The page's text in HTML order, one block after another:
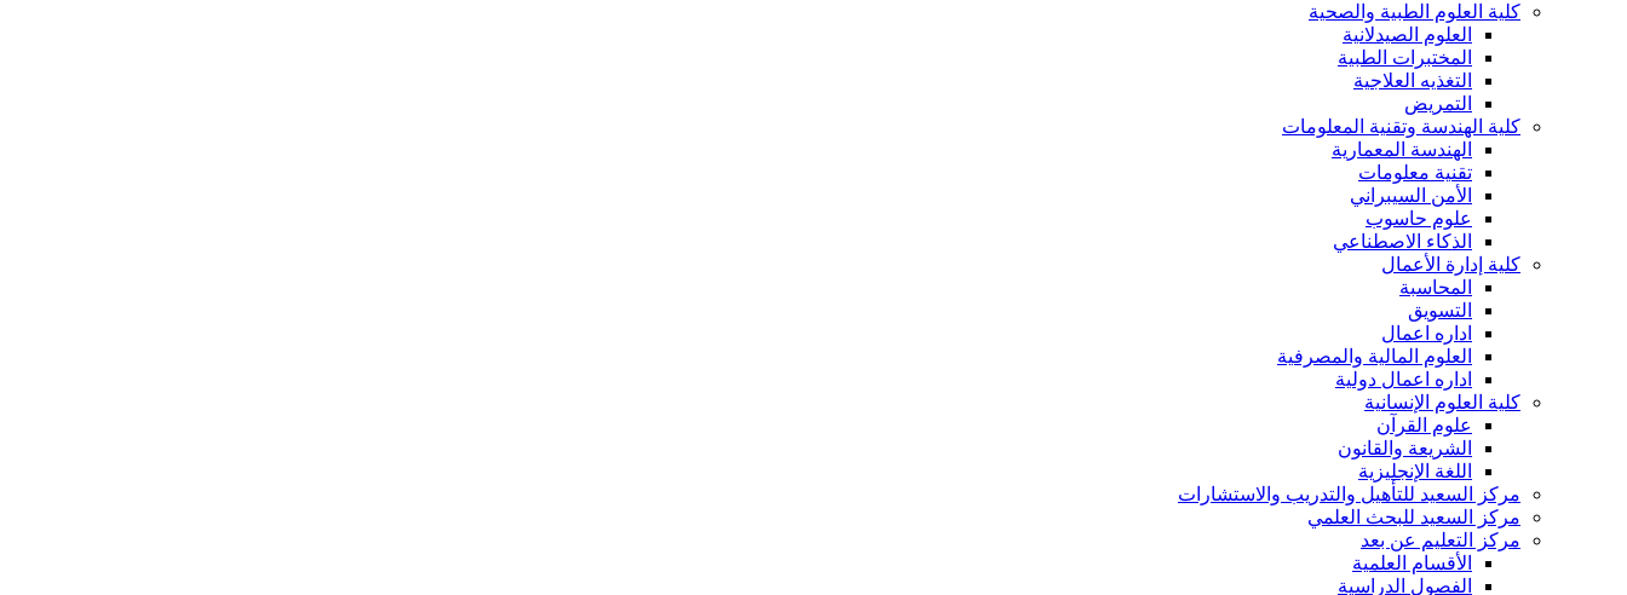
كلية العلوم الطبية والصحية
العلوم الصيدلانية
المختبرات الطبية
التغذيه العلاجية
التمريض
كلية الهندسة وتقنية المعلومات
الهندسة المعمارية
تقنية معلومات
الأمن السيبراني
علوم حاسوب
الذكاء الاصطناعي
كلية إدارة الأعمال
المحاسبة
التسويق
اداره اعمال
العلوم المالية والمصرفية
اداره اعمال دولية
كلية العلوم الإنسانية
علوم القرآن
الشريعة والقانون
اللغة الإنجليزية
مركز السعيد للتأهيل والتدريب والاستشارات
مركز السعيد للبحث العلمي
مركز التعليم عن بعد
الأقسام العلمية
الفصول الدراسية